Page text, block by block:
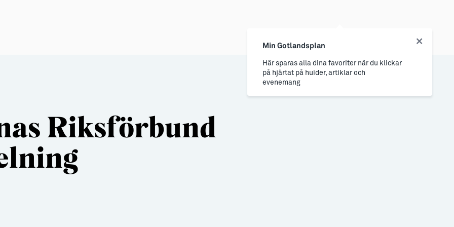
Riksförbund
Min Gotlandsplan
Här sparas alla dina favoriter när du klickar
på hjärtat på huider, artiklar och
evenemang